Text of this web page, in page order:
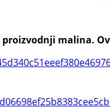
malina.